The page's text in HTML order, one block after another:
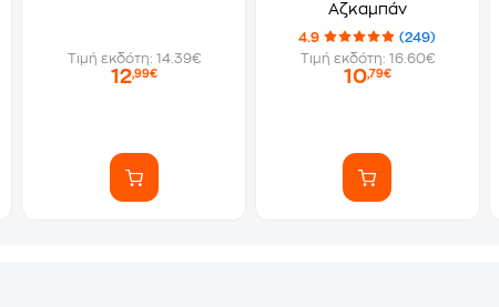
Τιμή εκδότη: 14.39€
12,99€
Αζκαμπάν
4.9
(249)
Τιμή εκδότη: 16.60€
10,79€